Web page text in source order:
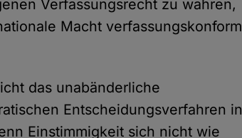
Verfassungsrecht zu wahren,
Macht verfassungskonform
das unabänderliche
Entscheidungsverfahren in
Einstimmigkeit sich nicht wie